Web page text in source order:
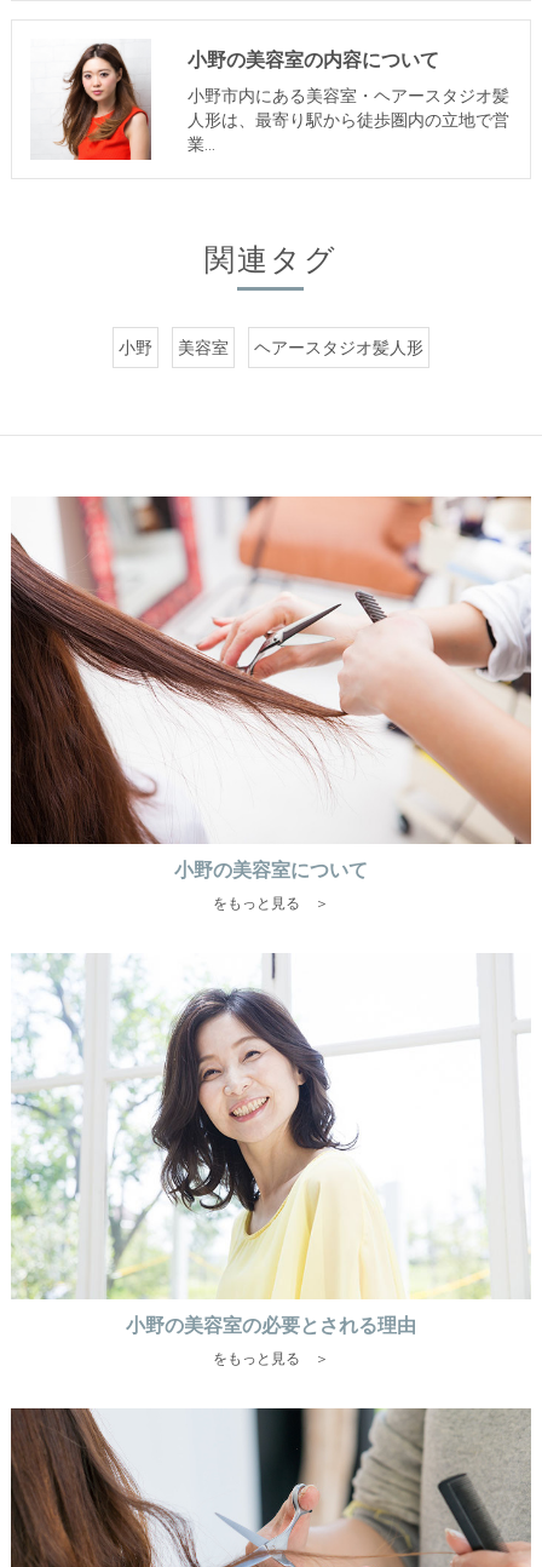
小野の美容室の内容について
小野市内にある美容室・ヘアースタジオ髪
人形は、最寄り駅から徒歩圏内の立地で営
業…
関連タグ
小野 美容室 ヘアースタジオ髪人形
小野の美容室について
をもっと見る ＞
小野の美容室の必要とされる理由
をもっと見る ＞